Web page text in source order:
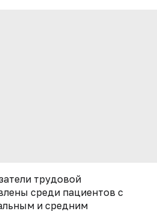
трудовой
среди пациентов с
и средним